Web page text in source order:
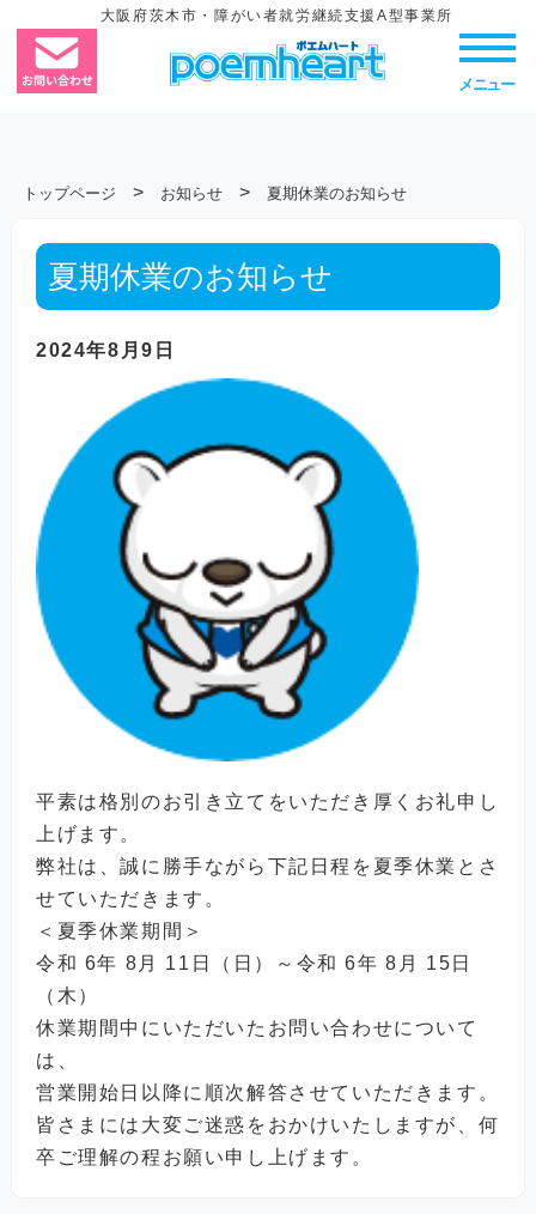
大阪府茨木市・障がい者就労継続支援A型事業所
メニュー
トップページ > お知らせ > 夏期休業のお知らせ
夏期休業のお知らせ
2024年8月9日
平素は格別のお引き立てをいただき厚くお礼申し
上げます。
弊社は、誠に勝手ながら下記日程を夏季休業とさ
せていただきます。
＜夏季休業期間＞
令和 6年 8月 11日（日）～令和 6年 8月 15日
（木）
休業期間中にいただいたお問い合わせについて
は、
営業開始日以降に順次解答させていただきます。
皆さまには大変ご迷惑をおかけいたしますが、何
卒ご理解の程お願い申し上げます。